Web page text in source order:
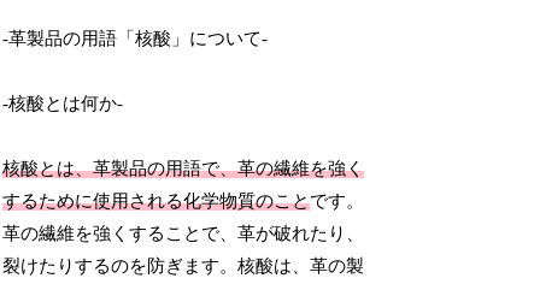
-革製品の用語「核酸」について-
-核酸とは何か-
核酸とは、革製品の用語で、革の繊維を強く
するために使用される化学物質のことです。
革の繊維を強くすることで、革が破れたり、
裂けたりするのを防ぎます。核酸は、革の製